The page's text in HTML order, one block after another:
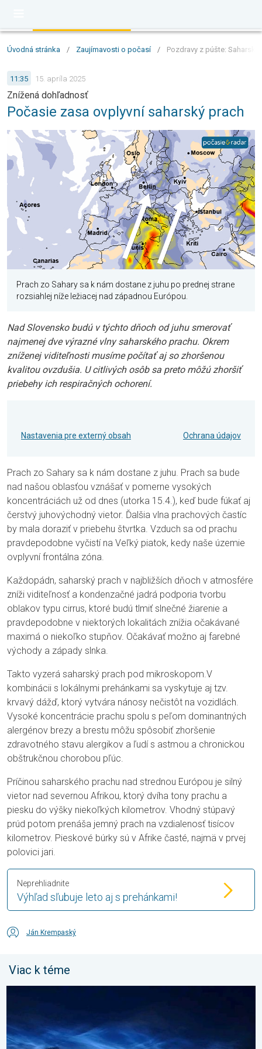
Úvodná stránka / Zaujímavosti o počasí / Pozdravy z púšte:
11:35 15. apríla 2025
Znížená dohľadnosť
Počasie zasa ovplyvní saharský prach
Prach zo Sahary sa k nám dostane z juhu po prednej strane
rozsiahlej níže ležiacej nad západnou Európou.
Nad Slovensko budú v týchto dňoch od juhu smerovať
najmenej dve výrazné vlny saharského prachu. Okrem
zníženej viditeľnosti musíme počítať aj so zhoršenou
kvalitou ovzdušia. U citlivých osôb sa preto môžú zhoršiť
priebehy ich respiračných ochorení.
Nastavenia pre externý obsah Ochrana údajov
Prach zo Sahary sa k nám dostane z juhu. Prach sa bude
nad našou oblasťou vznášať v pomerne vysokých
koncentráciách už od dnes (utorka 15.4.), keď bude fúkať aj
čerstvý juhovýchodný vietor. Ďalšia vlna prachových častíc
by mala doraziť v priebehu štvrtka. Vzduch sa od prachu
pravdepodobne vyčistí na Veľký piatok, kedy naše územie
ovplyvní frontálna zóna.
Každopádn, saharský prach v najbližších dňoch v atmosfére
zníži viditeľnosť a kondenzačné jadrá podporia tvorbu
oblakov typu cirrus, ktoré budú tlmiť slnečné žiarenie a
pravdepodobne v niektorých lokalitách znížia očakávané
maximá o niekoľko stupňov. Očakávať možno aj farebné
východy a západy slnka.
Takto vyzerá saharský prach pod mikroskopom.V
kombinácii s lokálnymi prehánkami sa vyskytuje aj tzv.
krvavý dážď, ktorý vytvára nánosy nečistôt na vozidlách.
Vysoké koncentrácie prachu spolu s peľom dominantných
alergénov brezy a brestu môžu spôsobiť zhoršenie
zdravotného stavu alergikov a ľudí s astmou a chronickou
obštrukčnou chorobou pľúc.
Príčinou saharského prachu nad strednou Európou je silný
vietor nad severnou Afrikou, ktorý dvíha tony prachu a
piesku do výšky niekoľkých kilometrov. Vhodný stúpavý
prúd potom prenáša jemný prach na vzdialenosť tisícov
kilometrov. Pieskové búrky sú v Afrike časté, najmä v prvej
polovici jari.
Výhľad sľubuje leto aj s prehánkami!
Neprehliadnite
Ján Krempaský
Viac k téme